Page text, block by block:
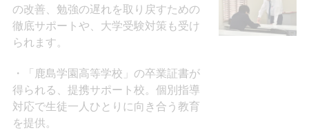
の改善、勉強の遅れを取り戻すための
徹底サポートや、大学受験対策も受け
られます。
「鹿島学園高等学校」の卒業証書が
得られる、提携サポート校。個別指導
対応で生徒一人ひとりに向き合う教育
を提供。